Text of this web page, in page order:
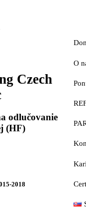
O
Czech
odlučovanie
(HF)
2018